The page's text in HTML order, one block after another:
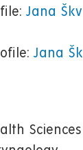
Jana
Jana
Sciences